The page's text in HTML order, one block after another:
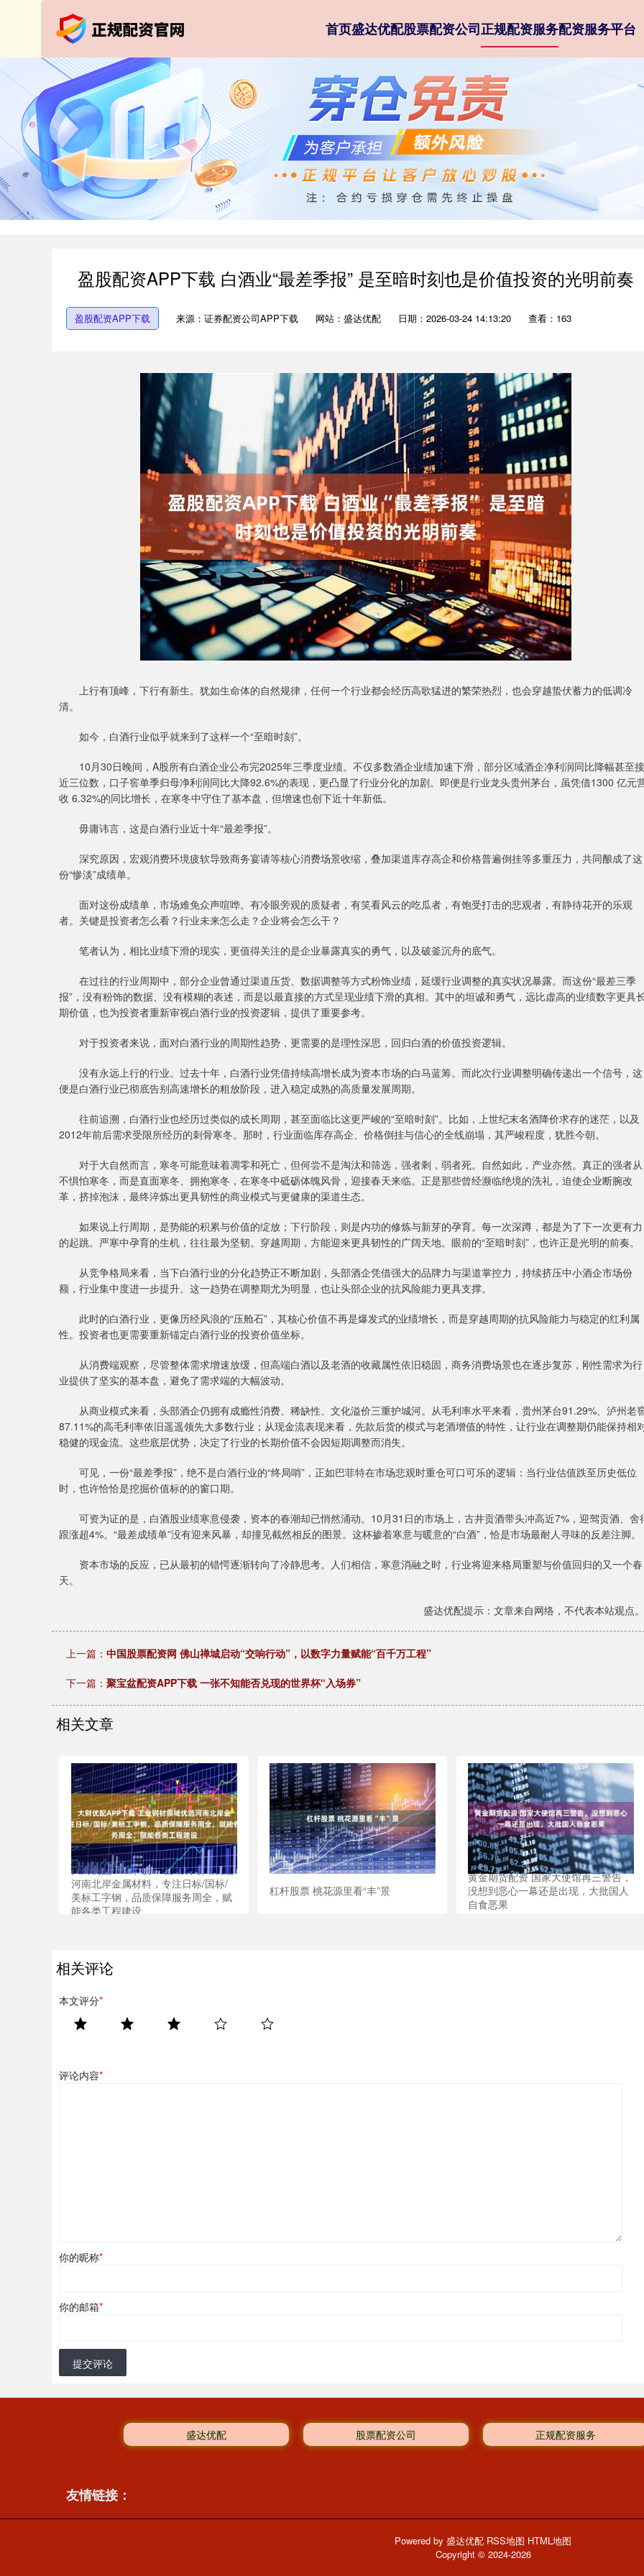
首页盛达优配股票配资公司正规配资服务配资服务平台
盈股配资APP下载 白酒业“最差季报” 是至暗时刻也是价值投资的光明前奏
盈股配资APP下载 来源：证券配资公司APP下载 网站：盛达优配 日期：2026-03-24 14:13:20 查看：163
上行有顶峰，下行有新生。犹如生命体的自然规律，任何一个行业都会经历高歌猛进的繁荣热烈，也会穿越蛰伏蓄力的低调冷
清。
如今，白酒行业似乎就来到了这样一个“至暗时刻”。
10月30日晚间，A股所有白酒企业公布完2025年三季度业绩。不仅多数酒企业绩加速下滑，部分区域酒企净利润同比降幅甚至接
近三位数，口子窖单季归母净利润同比大降92.6%的表现，更凸显了行业分化的加剧。即便是行业龙头贵州茅台，虽凭借1300 亿元
收 6.32%的同比增长，在寒冬中守住了基本盘，但增速也创下近十年新低。
毋庸讳言，这是白酒行业近十年“最差季报”。
深究原因，宏观消费环境疲软导致商务宴请等核心消费场景收缩，叠加渠道库存高企和价格普遍倒挂等多重压力，共同酿成了这
份“惨淡”成绩单。
面对这份成绩单，市场难免众声喧哗。有冷眼旁观的质疑者，有笑看风云的吃瓜者，有饱受打击的悲观者，有静待花开的乐观
者。关键是投资者怎么看？行业未来怎么走？企业将会怎么干？
笔者认为，相比业绩下滑的现实，更值得关注的是企业暴露真实的勇气，以及破釜沉舟的底气。
在过往的行业周期中，部分企业曾通过渠道压货、数据调整等方式粉饰业绩，延缓行业调整的真实状况暴露。而这份“最差三季
报”，没有粉饰的数据、没有模糊的表述，而是以最直接的方式呈现业绩下滑的真相。其中的坦诚和勇气，远比虚高的业绩数字更具
期价值，也为投资者重新审视白酒行业的投资逻辑，提供了重要参考。
对于投资者来说，面对白酒行业的周期性趋势，更需要的是理性深思，回归白酒的价值投资逻辑。
没有永远上行的行业。过去十年，白酒行业凭借持续高增长成为资本市场的白马蓝筹。而此次行业调整明确传递出一个信号，这
便是白酒行业已彻底告别高速增长的粗放阶段，进入稳定成熟的高质量发展周期。
往前追溯，白酒行业也经历过类似的成长周期，甚至面临比这更严峻的“至暗时刻”。比如，上世纪末名酒降价求存的迷茫，以及
2012年前后需求受限所经历的刺骨寒冬。那时，行业面临库存高企、价格倒挂与信心的全线崩塌，其严峻程度，犹胜今朝。
对于大自然而言，寒冬可能意味着凋零和死亡，但何尝不是淘汰和筛选，强者剩，弱者死。自然如此，产业亦然。真正的强者从
不惧怕寒冬，而是直面寒冬、拥抱寒冬，在寒冬中砥砺体魄风骨，迎接春天来临。正是那些曾经濒临绝境的洗礼，迫使企业断腕改
革，挤掉泡沫，最终淬炼出更具韧性的商业模式与更健康的渠道生态。
如果说上行周期，是势能的积累与价值的绽放；下行阶段，则是内功的修炼与新芽的孕育。每一次深蹲，都是为了下一次更有力
的起跳。严寒中孕育的生机，往往最为坚韧。穿越周期，方能迎来更具韧性的广阔天地。眼前的“至暗时刻”，也许正是光明的前奏。
从竞争格局来看，当下白酒行业的分化趋势正不断加剧，头部酒企凭借强大的品牌力与渠道掌控力，持续挤压中小酒企市场份
额，行业集中度进一步提升。这一趋势在调整期尤为明显，也让头部企业的抗风险能力更具支撑。
此时的白酒行业，更像历经风浪的“压舱石”，其核心价值不再是爆发式的业绩增长，而是穿越周期的抗风险能力与稳定的红利属
性。投资者也更需要重新锚定白酒行业的投资价值坐标。
从消费端观察，尽管整体需求增速放缓，但高端白酒以及老酒的收藏属性依旧稳固，商务消费场景也在逐步复苏，刚性需求为行
业提供了坚实的基本盘，避免了需求端的大幅波动。
从商业模式来看，头部酒企仍拥有成瘾性消费、稀缺性、文化溢价三重护城河。从毛利率水平来看，贵州茅台91.29%、泸州老
87.11%的高毛利率依旧遥遥领先大多数行业；从现金流表现来看，先款后货的模式与老酒增值的特性，让行业在调整期仍能保持相
稳健的现金流。这些底层优势，决定了行业的长期价值不会因短期调整而消失。
可见，一份“最差季报”，绝不是白酒行业的“终局哨”，正如巴菲特在市场悲观时重仓可口可乐的逻辑：当行业估值跌至历史低位
时，也许恰恰是挖掘价值标的的窗口期。
可资为证的是，白酒股业绩寒意侵袭，资本的春潮却已悄然涌动。10月31日的市场上，古井贡酒带头冲高近7%，迎驾贡酒、舍
跟涨超4%。“最差成绩单”没有迎来风暴，却撞见截然相反的图景。这杯掺着寒意与暖意的“白酒”，恰是市场最耐人寻味的反差注脚。
资本市场的反应，已从最初的错愕逐渐转向了冷静思考。人们相信，寒意消融之时，行业将迎来格局重塑与价值回归的又一个春
天。
盛达优配提示：文章来自网络，不代表本站观点。
上一篇： 中国股票配资网 佛山禅城启动“交响行动”，以数字力量赋能“百千万工程”
下一篇： 聚宝盆配资APP下载 一张不知能否兑现的世界杯“入场券”
相关文章
大财优配APP下载 工业钢材领域优选
河南北岸金属材料，专注日标/国标/
美标工字钢，品质保障服务周全，赋
能各类工程建设
杠杆股票 桃花源里看“丰”景
黄金期货配资 国家大使馆再三警告，
没想到恶心一幕还是出现，大批国人
自食恶果
相关评论
本文评分*
评论内容*
你的昵称*
你的邮箱*
提交评论
盛达优配 股票配资公司 正规配资服务
友情链接：
Powered by 盛达优配 RSS地图 HTML地图
Copyright © 2024-2026